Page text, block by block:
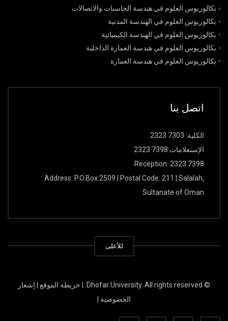
بكالوريوس العلوم في هندسة الحاسبات والاتصالات
بكالوريوس العلوم في الهندسة المدنية
بكالوريوس العلوم في الهندسة الكيميائية
بكالوريوس العلوم في هندسة العمارة الداخلية
بكالوريوس العلوم في هندسة العمارة
اتصل بنا
الكلیة: 7303 2323
الإستعلامات:7398 2323
Reception: 2323 7398
Address: P.O.Box:2509 | Postal Code: 211 | Salalah,
Sultanate of Oman
للأعلى
© Dhofar University. All rights reserved. | خریطة الموقع
إشعار
الخصوصیة